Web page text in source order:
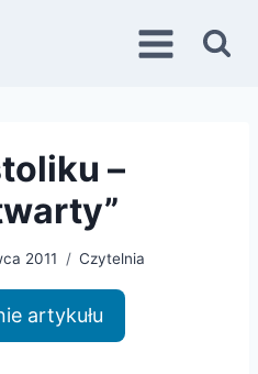
–
2011 Czytelnia
artykułu